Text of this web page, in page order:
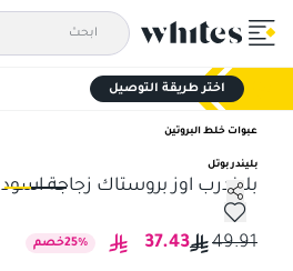
اختر طريقة التوصيل
عبوات خلط البروتين
بليندر بوتل
بليندرب اوز بروستاك زجاجة اسود 22اونز
بليندرب اوز بروستاك زجاجة اسود 22اونز
49.91
37.43
25% خصم